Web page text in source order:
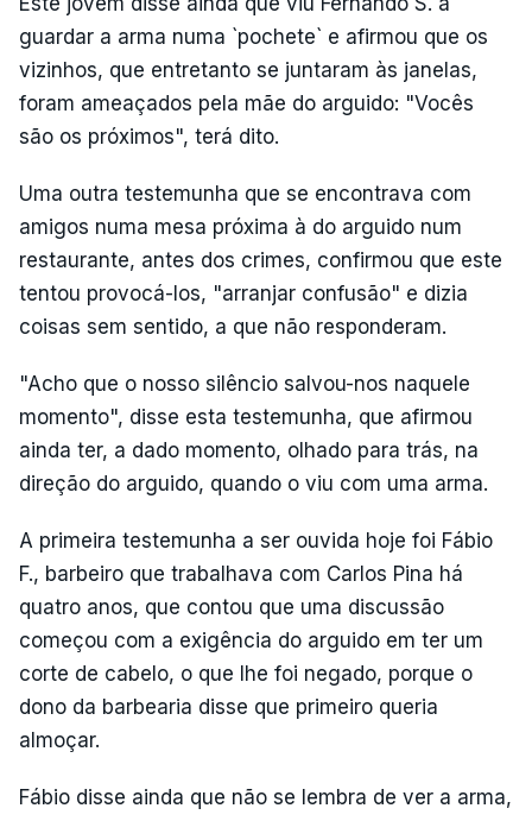
guardar a arma numa `pochete` e afirmou que os
vizinhos, que entretanto se juntaram às janelas,
foram ameaçados pela mãe do arguido: "Vocês
são os próximos", terá dito.
Uma outra testemunha que se encontrava com
amigos numa mesa próxima à do arguido num
restaurante, antes dos crimes, confirmou que este
tentou provocá-los, "arranjar confusão" e dizia
coisas sem sentido, a que não responderam.
"Acho que o nosso silêncio salvou-nos naquele
momento", disse esta testemunha, que afirmou
ainda ter, a dado momento, olhado para trás, na
direção do arguido, quando o viu com uma arma.
A primeira testemunha a ser ouvida hoje foi Fábio
F., barbeiro que trabalhava com Carlos Pina há
quatro anos, que contou que uma discussão
começou com a exigência do arguido em ter um
corte de cabelo, o que lhe foi negado, porque o
dono da barbearia disse que primeiro queria
almoçar.
Fábio disse ainda que não se lembra de ver a arma,